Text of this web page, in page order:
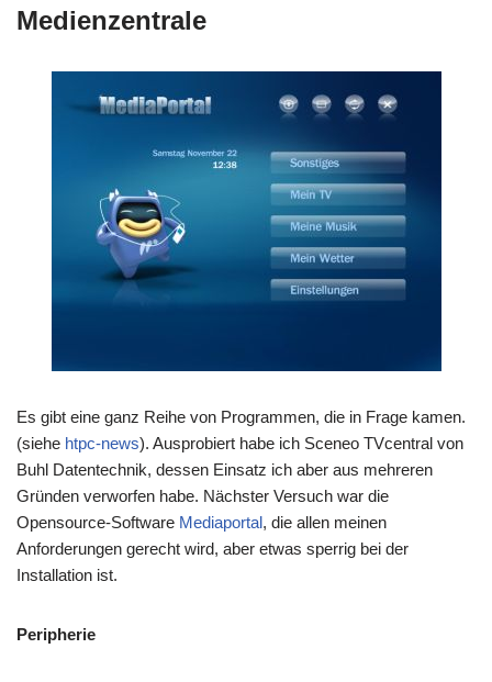
Medienzentrale
Es gibt eine ganz Reihe von Programmen, die in Frage kamen.
(siehe htpc-news). Ausprobiert habe ich Sceneo TVcentral von
Buhl Datentechnik, dessen Einsatz ich aber aus mehreren
Gründen verworfen habe. Nächster Versuch war die
Opensource-Software Mediaportal, die allen meinen
Anforderungen gerecht wird, aber etwas sperrig bei der
Installation ist.
Peripherie